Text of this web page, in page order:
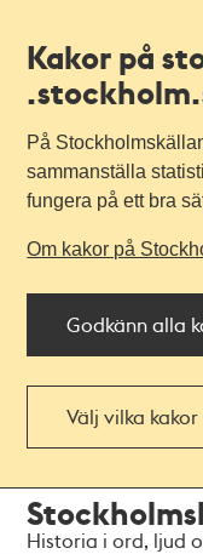
Kakor på
På
sammanställa
fungera på ett bra
Om kakor på
Godkänn alla
Välj vilka
navigationen
huvudinnehållet
Historia i ord, ljud